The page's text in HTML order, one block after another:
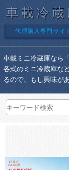
車載冷蔵
代理購入専門サイ
車載ミニ冷蔵庫なら
各式のミニ冷蔵庫な
るので、もし興味が